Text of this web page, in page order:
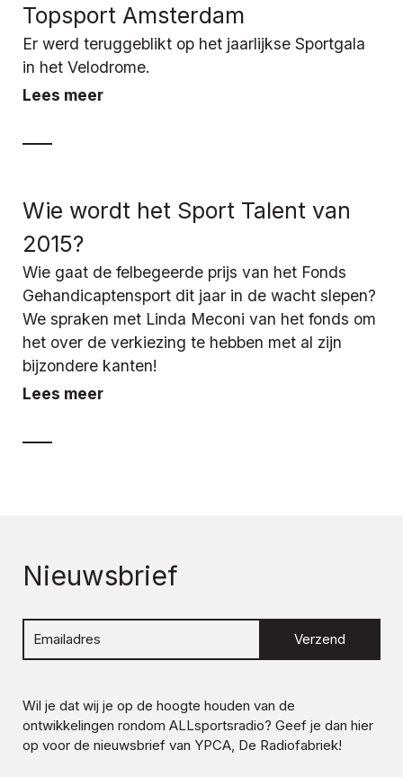
Topsport Amsterdam
Er werd teruggeblikt op het jaarlijkse Sportgala
in het Velodrome.
Lees meer
Wie wordt het Sport Talent van
2015?
Wie gaat de felbegeerde prijs van het Fonds
Gehandicaptensport dit jaar in de wacht slepen?
We spraken met Linda Meconi van het fonds om
het over de verkiezing te hebben met al zijn
bijzondere kanten!
Lees meer
Nieuwsbrief
Verzend
Wil je dat wij je op de hoogte houden van de
ontwikkelingen rondom ALLsportsradio? Geef je dan hier
op voor de nieuwsbrief van YPCA, De Radiofabriek!